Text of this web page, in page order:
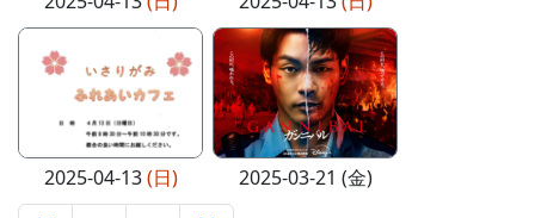
2025-04-13(日) 2025-03-21 (金)